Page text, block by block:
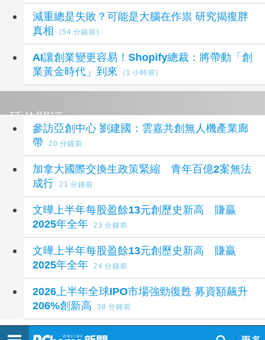
減重總是失敗？可能是大腦在作祟 研究揭復胖
真相
(54 分鐘前)
AI讓創業變更容易！Shopify總裁：將帶動「創
業黃金時代」到來
(1 小時前)
延伸閱讀
參訪亞創中心 劉建國：雲嘉共創無人機產業廊
帶
20 分鐘前
加拿大國際交換生政策緊縮 青年百億2案無法
成行
21 分鐘前
文曄上半年每股盈餘13元創歷史新高 賺贏
2025年全年
23 分鐘前
文曄上半年每股盈餘13元創歷史新高 賺贏
2025年全年
24 分鐘前
2026上半年全球IPO市場強勁復甦 募資額飆升
206%創新高
38 分鐘前